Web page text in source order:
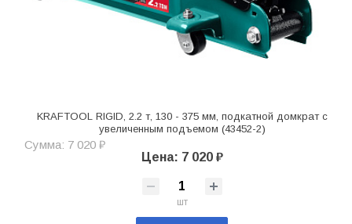
KRAFTOOL RIGID, 2.2 т, 130 - 375 мм, подкатной домкрат с
увеличенным подъемом (43452-2)
Сумма: 7 020 ₽
Цена: 7 020 ₽
шт